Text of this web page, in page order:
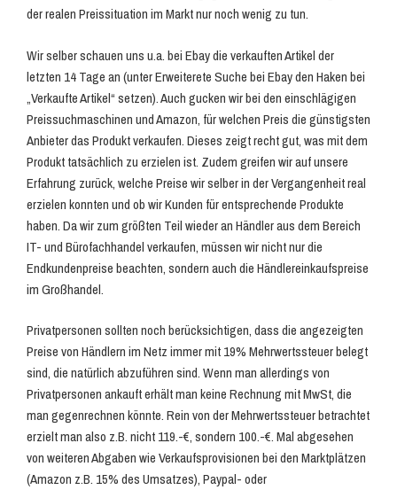
der realen Preissituation im Markt nur noch wenig zu tun.
Wir selber schauen uns u.a. bei Ebay die verkauften Artikel der
letzten 14 Tage an (unter Erweiterete Suche bei Ebay den Haken bei
„Verkaufte Artikel“ setzen). Auch gucken wir bei den einschlägigen
Preissuchmaschinen und Amazon, für welchen Preis die günstigsten
Anbieter das Produkt verkaufen. Dieses zeigt recht gut, was mit dem
Produkt tatsächlich zu erzielen ist. Zudem greifen wir auf unsere
Erfahrung zurück, welche Preise wir selber in der Vergangenheit real
erzielen konnten und ob wir Kunden für entsprechende Produkte
haben. Da wir zum größten Teil wieder an Händler aus dem Bereich
IT- und Bürofachhandel verkaufen, müssen wir nicht nur die
Endkundenpreise beachten, sondern auch die Händlereinkaufspreise
im Großhandel.
Privatpersonen sollten noch berücksichtigen, dass die angezeigten
Preise von Händlern im Netz immer mit 19% Mehrwertssteuer belegt
sind, die natürlich abzuführen sind. Wenn man allerdings von
Privatpersonen ankauft erhält man keine Rechnung mit MwSt, die
man gegenrechnen könnte. Rein von der Mehrwertssteuer betrachtet
erzielt man also z.B. nicht 119.-€, sondern 100.-€. Mal abgesehen
von weiteren Abgaben wie Verkaufsprovisionen bei den Marktplätzen
(Amazon z.B. 15% des Umsatzes), Paypal- oder